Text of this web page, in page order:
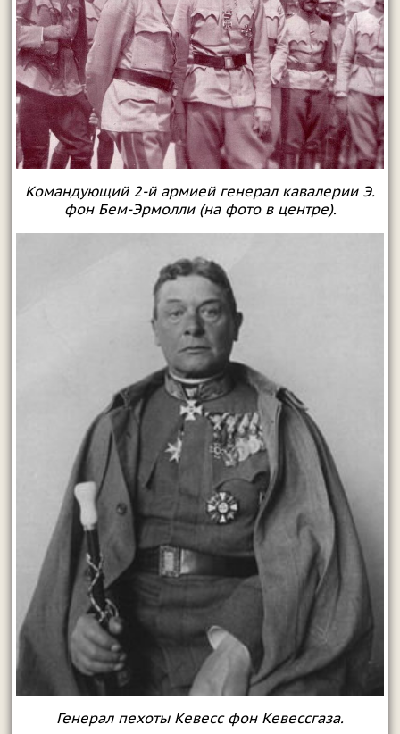
Командующий 2-й армией генерал кавалерии Э.
фон Бем-Эрмолли (на фото в центре).
Генерал пехоты Кевесс фон Кевессгаза.